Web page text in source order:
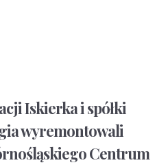
Iskierka i spółki
wyremontowali
Centrum